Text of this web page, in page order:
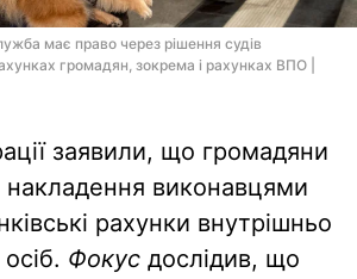
має право через рішення судів
громадян, зокрема і рахунках ВПО |
заявили, що громадяни
накладення виконавцями
рахунки внутрішньо
Фокус дослідив, що